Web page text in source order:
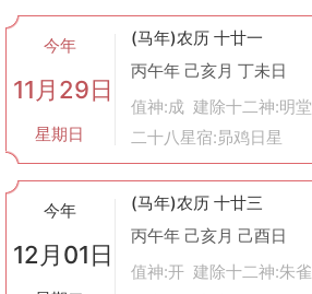
今年
11月29日
星期日
(马年)农历 十廿一
丙午年 己亥月 丁未日
值神:成 建除十二神:明堂
二十八星宿:昴鸡日星
今年
12月01日
(马年)农历 十廿三
丙午年 己亥月 己酉日
值神:开 建除十二神:朱雀